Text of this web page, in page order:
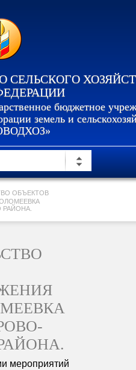
СЕЛЬСКОГО
бюджетное
земель и
ОБЪЕКТОВ
РАЙОНА.
мероприятий